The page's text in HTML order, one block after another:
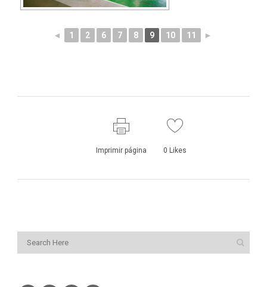
◄ 1 2 6 7 8 9 10 11 ►
Imprimir página 0 Likes